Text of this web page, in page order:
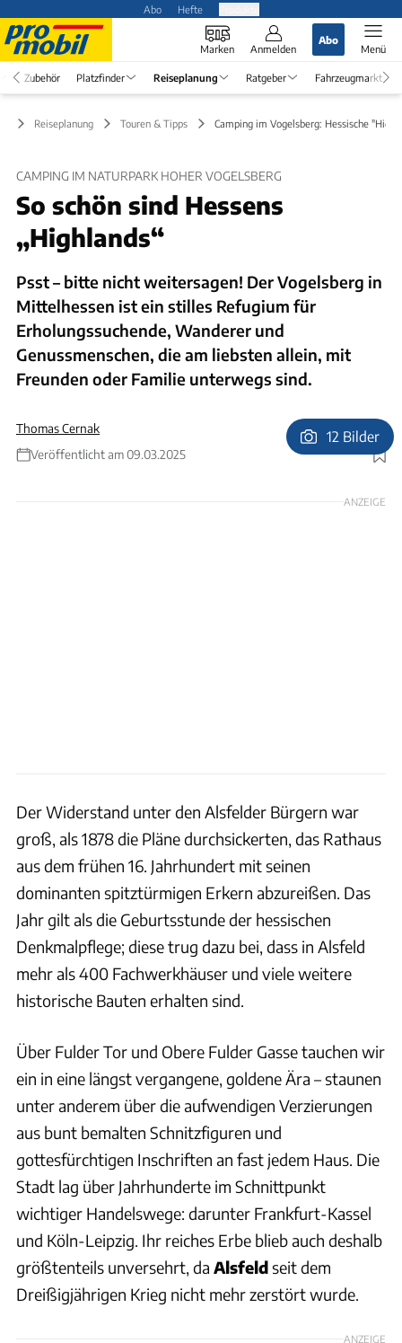
Abo Hefte
Marken Anmelden
Abo
Menü
Zubehör Platzfinder Reiseplanung Ratgeber Fahrzeugmarkt
Reiseplanung Touren & Tipps Camping im Vogelsberg: Hessische
CAMPING IM NATURPARK HOHER VOGELSBERG
So schön sind Hessens
„Highlands“
Psst – bitte nicht weitersagen! Der Vogelsberg in
Mittelhessen ist ein stilles Refugium für
Erholungssuchende, Wanderer und
Genussmenschen, die am liebsten allein, mit
Freunden oder Familie unterwegs sind.
Thomas Cernak
Veröffentlicht am 09.03.2025
Foto: Thomas Cernak
12 Bilder
ANZEIGE
Der Widerstand unter den Alsfelder Bürgern war
groß, als 1878 die Pläne durchsickerten, das Rathaus
aus dem frühen 16. Jahrhundert mit seinen
dominanten spitztürmigen Erkern abzureißen. Das
Jahr gilt als die Geburtsstunde der hessischen
Denkmalpflege; diese trug dazu bei, dass in Alsfeld
mehr als 400 Fachwerkhäuser und viele weitere
historische Bauten erhalten sind.
Über Fulder Tor und Obere Fulder Gasse tauchen wir
ein in eine längst vergangene, goldene Ära – staunen
unter anderem über die aufwendigen Verzierungen
aus bunt bemalten Schnitzfiguren und
gottesfürchtigen Inschriften an fast jedem Haus. Die
Stadt lag über Jahrhunderte im Schnittpunkt
wichtiger Handelswege: darunter Frankfurt-Kassel
und Köln-Leipzig. Ihr reiches Erbe blieb auch deshalb
größtenteils unversehrt, da Alsfeldseit dem
Dreißigjährigen Krieg nicht mehr zerstört wurde.
ANZEIGE